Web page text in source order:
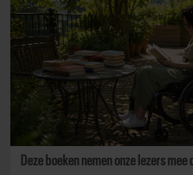
Deze boeken nemen onze lezers mee